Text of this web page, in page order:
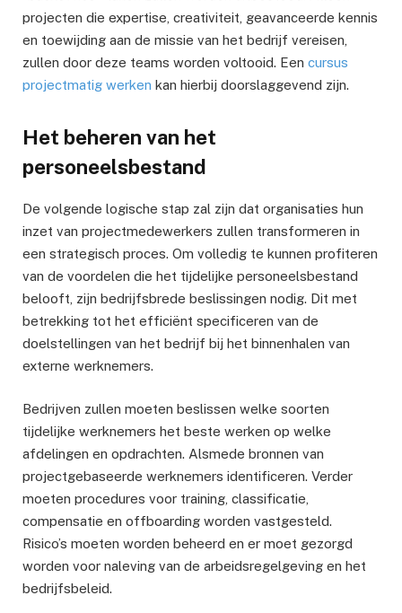
projecten die expertise, creativiteit, geavanceerde kennis
en toewijding aan de missie van het bedrijf vereisen,
zullen door deze teams worden voltooid. Een cursus
projectmatig werken kan hierbij doorslaggevend zijn.
Het beheren van het
personeelsbestand
De volgende logische stap zal zijn dat organisaties hun
inzet van projectmedewerkers zullen transformeren in
een strategisch proces. Om volledig te kunnen profiteren
van de voordelen die het tijdelijke personeelsbestand
belooft, zijn bedrijfsbrede beslissingen nodig. Dit met
betrekking tot het efficiënt specificeren van de
doelstellingen van het bedrijf bij het binnenhalen van
externe werknemers.
Bedrijven zullen moeten beslissen welke soorten
tijdelijke werknemers het beste werken op welke
afdelingen en opdrachten. Alsmede bronnen van
projectgebaseerde werknemers identificeren. Verder
moeten procedures voor training, classificatie,
compensatie en offboarding worden vastgesteld.
Risico’s moeten worden beheerd en er moet gezorgd
worden voor naleving van de arbeidsregelgeving en het
bedrijfsbeleid.